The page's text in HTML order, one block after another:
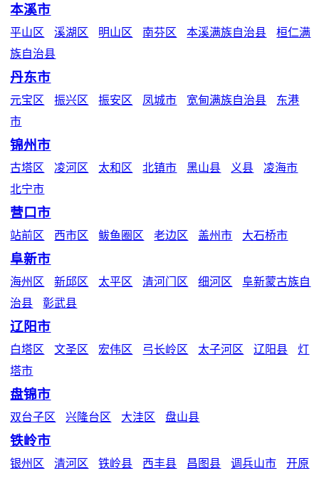
本溪市
平山区 溪湖区 明山区 南芬区 本溪满族自治县
桓仁满
族自治县
丹东市
元宝区 振兴区 振安区 凤城市 宽甸满族自治县
东港
市
锦州市
古塔区 凌河区 太和区 北镇市 黑山县 义县
凌海市
北宁市
营口市
站前区 西市区 鲅鱼圈区 老边区 盖州市 大石桥市
阜新市
海州区 新邱区 太平区 清河门区 细河区
阜新蒙古族自
治县
彰武县
辽阳市
白塔区 文圣区 宏伟区 弓长岭区 太子河区 辽阳县
灯
塔市
盘锦市
双台子区 兴隆台区 大洼区 盘山县
铁岭市
银州区 清河区 铁岭县 西丰县 昌图县 调兵山市
开原